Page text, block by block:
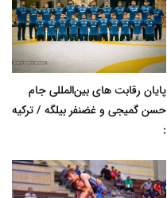
پایان رقابت های بین‌المللی جام
حسن گمیجی و غضنفر بیلگه / ترکیه
: